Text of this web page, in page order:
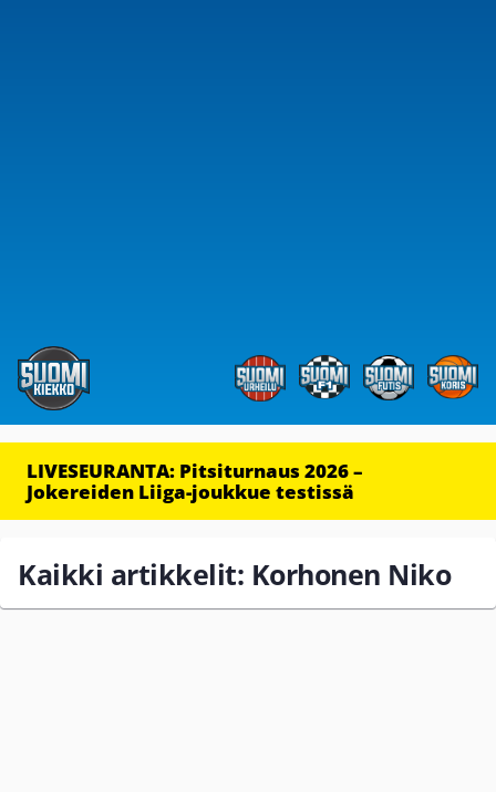
LIVESEURANTA: Pitsiturnaus 2026 –
Jokereiden Liiga-joukkue testissä
Kaikki artikkelit: Korhonen Niko